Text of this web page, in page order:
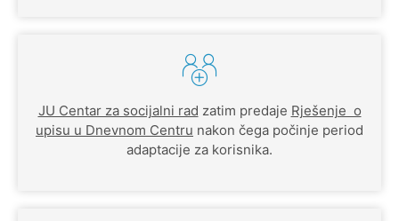
JU Centar za socijalni rad zatim predaje Rješenje o
upisu u Dnevnom Centru nakon čega počinje period
adaptacije za korisnika.